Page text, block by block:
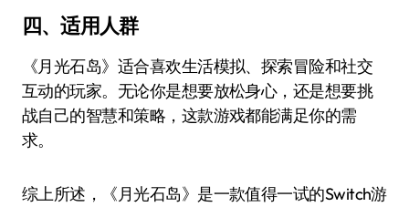
四、适用人群
《月光石岛》适合喜欢生活模拟、探索冒险和社交
互动的玩家。无论你是想要放松身心，还是想要挑
战自己的智慧和策略，这款游戏都能满足你的需
求。
综上所述，《月光石岛》是一款值得一试的Switch游